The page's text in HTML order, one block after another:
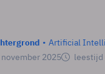
Artificial
november 2025
leestijd